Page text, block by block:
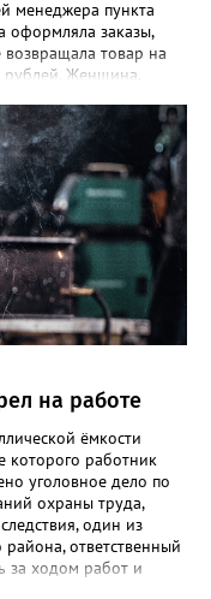
менеджера пункта
оформляла заказы,
возвращала товар на
рублей. Женщина,
точку. После этого
от товара», но
на склад не
у неё, а
расследования
возместила
дело по ч. 1 ст.
на работе
ёмкости
которого работник
уголовное дело по
охраны труда,
один из
ответственный
за ходом работ и